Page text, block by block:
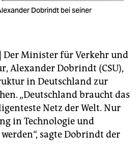
Dobrindt bei seiner
| Der Minister für Verkehr und
Alexander Dobrindt (CSU),
in Deutschland zur
„Deutschland braucht das
Netz der Welt. Nur
in Technologie und
sagte Dobrindt der